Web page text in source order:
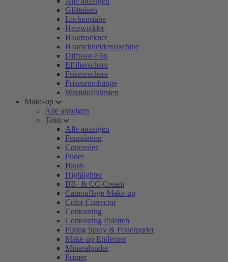
Glätteisen
Lockenstäbe
Heizwickler
Haartrockner
Haarschneidemaschine
Diffusor-Fön
Effilierschere
Friseurschere
Friseurumhänge
Warmluftbürsten
Make-up
Alle anzeigen
Teint
Alle anzeigen
Foundation
Concealer
Puder
Blush
Highlighter
BB- & CC-Cream
Camouflage Make-up
Color Corrector
Contouring
Contouring Paletten
Fixing Spray & Fixierpuder
Make-up Entferner
Mineralpuder
Primer